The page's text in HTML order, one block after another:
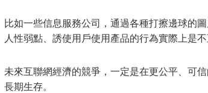
比如一些信息服務公司，通過各種打擦邊球的
人性弱點、誘使用戶使用產品的行為實際上是
未來互聯網經濟的競爭，一定是在更公平、可
長期生存。